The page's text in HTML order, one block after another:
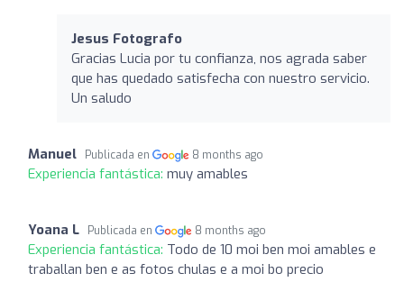
Jesus Fotografo
Gracias Lucia por tu confianza, nos agrada saber
que has quedado satisfecha con nuestro servicio.
Un saludo
Manuel Publicada en 8 months ago
Experiencia fantástica: muy amables
Yoana L Publicada en 8 months ago
Experiencia fantástica: Todo de 10 moi ben moi amables e
traballan ben e as fotos chulas e a moi bo precio